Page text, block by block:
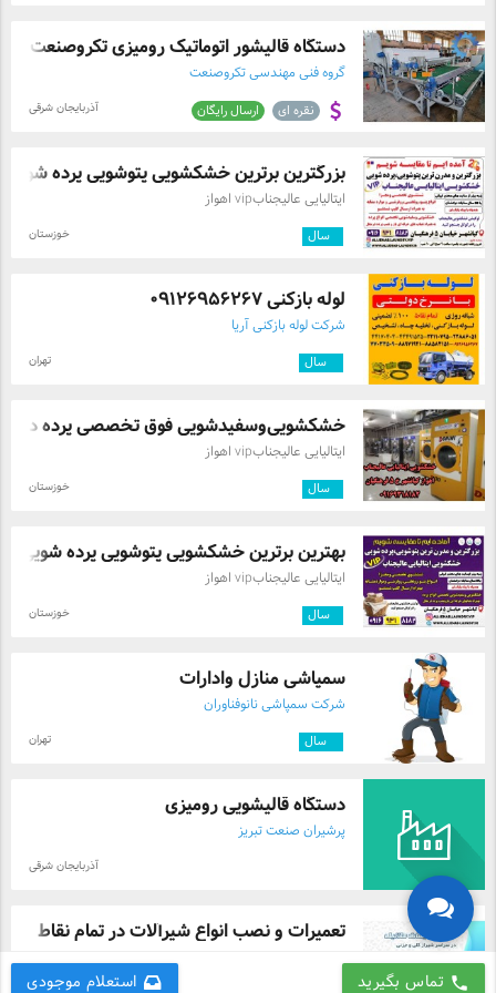
call تماس بگیرید استعلام موجودی
دستگاه قالیشور اتوماتیک رومیزی تکروصنعت ...
گروه فنی مهندسی تکروصنعت
نقره ای ارسال رایگان آذربایجان شرقی
بزرگترین برترین خشکشویی پتوشویی پرده شوی
ایتالیایی عالیجنابvip اهواز
سال خوزستان
لوله بازکنی ۰۹۱۲۶۹۵۶۲۶۷
شرکت لوله بازکنی آریا
سال تهران
خشکشویی‌وسفیدشویی فوق تخصصی پرده
ایتالیایی عالیجنابvip اهواز
سال خوزستان
بهترین برترین خشکشویی پتوشویی پرده شویی ...
ایتالیایی عالیجنابvip اهواز
سال خوزستان
سمپاشی منازل وادارات
شرکت سمپاشی نانوفناوران
سال تهران
دستگاه قالیشویی رومیزی
پرشیران صنعت تبریز
آذربایجان شرقی
تعمیرات و نصب انواع شیرآلات در تمام نقاط
شرکت تاسیسات ساختمان بذرافکن در شیراز